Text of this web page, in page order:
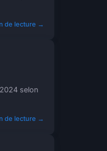
de lecture →
selon
de lecture →